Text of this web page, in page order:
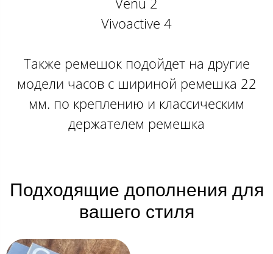
Vivoactive 4
Также ремешок подойдет на другие
модели часов с шириной ремешка 22
мм. по креплению и классическим
держателем ремешка
Подходящие дополнения для
вашего стиля